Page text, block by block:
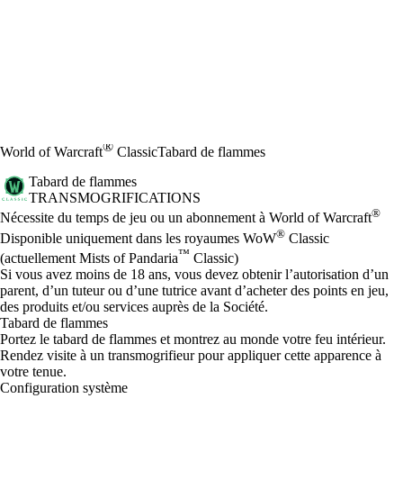
World of Warcraft® ClassicTabard de flammes
Tabard de flammes
TRANSMOGRIFICATIONS
Prix
Available actions
Nécessite du temps de jeu ou un abonnement à World of Warcraft®
Disponible uniquement dans les royaumes WoW® Classic
(actuellement Mists of Pandaria™ Classic)
Si vous avez moins de 18 ans, vous devez obtenir l’autorisation d’un
parent, d’un tuteur ou d’une tutrice avant d’acheter des points en jeu,
des produits et/ou services auprès de la Société.
Tabard de flammes
Portez le tabard de flammes et montrez au monde votre feu intérieur.
Rendez visite à un transmogrifieur pour appliquer cette apparence à
votre tenue.
Configuration système